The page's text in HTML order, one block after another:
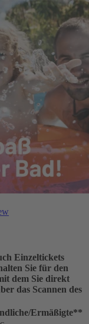
Einzeltickets
Sie für den
dem Sie direkt
das Scannen des
Ermäßigte**